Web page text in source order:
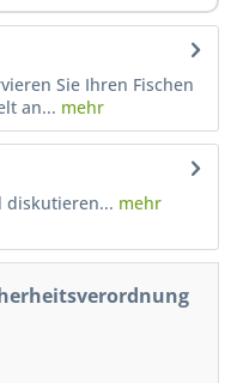
Sie Ihren Fischen
an... mehr
diskutieren... mehr